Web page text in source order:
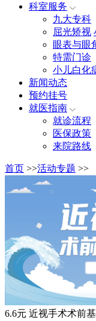
科室服务
九大专科
屈光矫视
眼表与眼
特需门诊
小儿白化
新闻动态
预约挂号
就医指南
就诊流程
医保政策
来院路线
首页 >>活动专题 >>
6.6元 近视手术术前